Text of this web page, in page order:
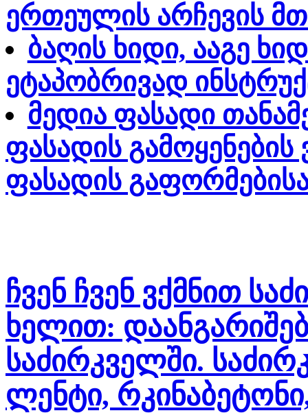
ერთეულის არჩევის
ბაღის ხიდი, ააგე
ეტაპობრივად
მედია ფასადი
ფასადის
ფასადის
ჩვენ ჩვენ ვქმნით
ხელით:
საძირკველში.
ლენტი,